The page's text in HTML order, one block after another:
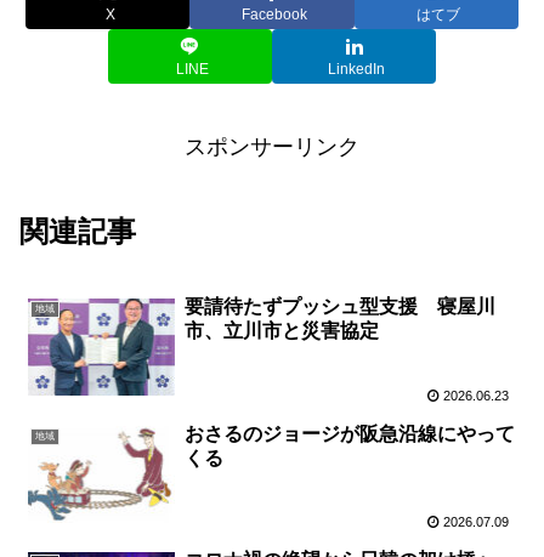
X Facebook はてブ
LINE LinkedIn
スポンサーリンク
関連記事
地域
要請待たずプッシュ型支援 寝屋川
市、立川市と災害協定
2026.06.23
地域
おさるのジョージが阪急沿線にやって
くる
2026.07.09